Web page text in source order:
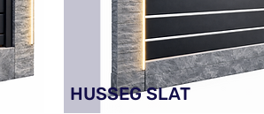
HUSSEG SLAT